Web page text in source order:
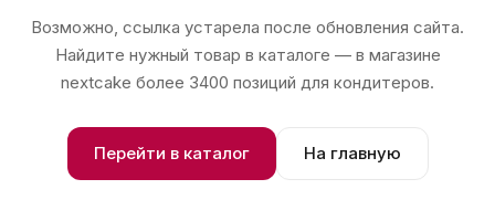
Возможно, ссылка устарела после обновления сайта.
Найдите нужный товар в каталоге — в магазине
nextcake более 3400 позиций для кондитеров.
Перейти в каталог На главную